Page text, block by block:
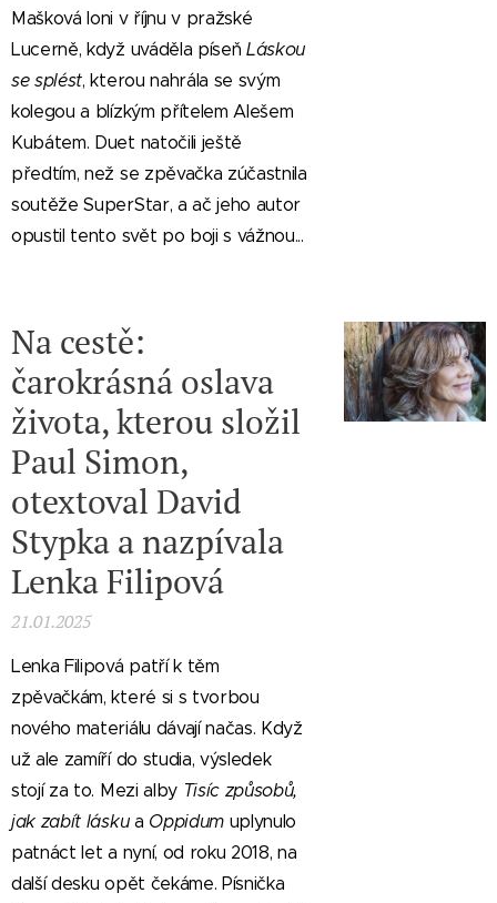
Mašková loni v říjnu v pražské
Lucerně, když uváděla píseňLáskou
se splést, kterou nahrála se svým
kolegou a blízkým přítelem Alešem
Kubátem. Duet natočili ještě
předtím, než se zpěvačka zúčastnila
soutěže SuperStar, a ač jeho autor
opustil tento svět po boji s vážnou...
Na cestě:
čarokrásná oslava
života, kterou složil
Paul Simon,
otextoval David
Stypka a nazpívala
Lenka Filipová
21.01.2025
Lenka Filipová patří k těm
zpěvačkám, které si s tvorbou
nového materiálu dávají načas. Když
už ale zamíří do studia, výsledek
stojí za to. Mezi alby Tisíc způsobů,
jak zabít láskua Oppidum uplynulo
patnáct let a nyní, od roku 2018, na
další desku opět čekáme. Písnička